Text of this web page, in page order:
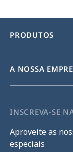
PRODUTOS
A NOSSA
INSCREVA-SE
Aproveite as
especiais